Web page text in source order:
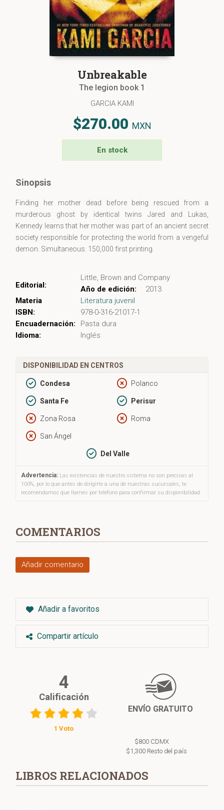
Unbreakable
The legion book 1
GARCIA KAMI
$270.00 MXN
En stock
Sinopsis
Finding her mother dead before being rescued from a
murderous ghost by identical twins Jared and Lukas,
Kennedy learns that her mother was part of an ancient secret
society responsible for protecting the world from a vengeful
demon. Simultaneous. 150,000 first printing.
Editorial:
Little, Brown and Company
Año de edición:
2013
Materia
Literatura juvenil
ISBN:
978-0-316-21017-1
Encuadernación:
Pasta dura
Idioma:
Inglés
DISPONIBILIDAD EN CENTROS
Condesa Polanco
Santa Fe Perisur
Zona Rosa Roma
San Ángel
Del Valle
Advertencia: Las existencias de nuestro sistema no son precisas al
100%, por lo que antes de dirigirte a una de nuestras sucursales, te
recomendamos que llames por teléfono para confirmar su disponibilidad.
COMENTARIOS
Añadir comentario
Añadir a favoritos
Compartir artículo
4
Calificación
1 Voto
ENVÍO GRATUITO
$800 CDMX
$1,300 Resto del país
LIBROS RELACIONADOS